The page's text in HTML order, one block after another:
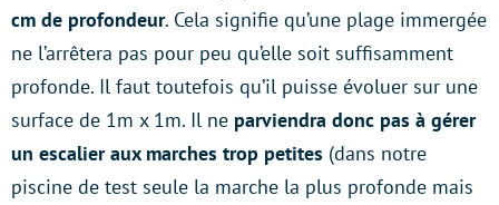
cm de profondeur. Cela signifie qu’une plage immergée
ne l’arrêtera pas pour peu qu’elle soit suffisamment
profonde. Il faut toutefois qu’il puisse évoluer sur une
surface de 1m x 1m. Il ne parviendra donc pas à gérer
un escalier aux marches trop petites (dans notre
piscine de test seule la marche la plus profonde mais